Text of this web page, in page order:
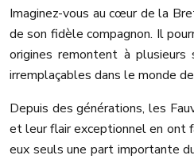
Imaginez-vous au cœur de la
de son fidèle compagnon. Il
origines remontent à
irremplaçables dans le monde
Depuis des générations, les
et leur flair exceptionnel en ont
eux seuls une part importante